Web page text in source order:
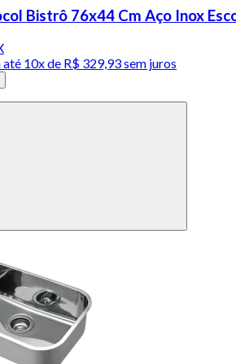
Bistrô 76x44 Cm Aço Inox
até 10x de R$ 329,93 sem juros